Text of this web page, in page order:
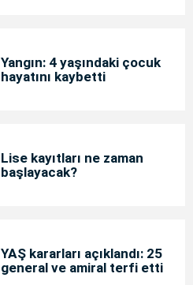
Yangın: 4 yaşındaki çocuk
hayatını kaybetti
Lise kayıtları ne zaman
başlayacak?
YAŞ kararları açıklandı: 25
general ve amiral terfi etti